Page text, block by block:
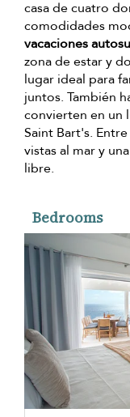
casa de cuatro
comodidades
vacaciones
zona de estar y
lugar ideal para
juntos. También
convierten en un
Saint Bart's.
vistas al mar y
libre.
Bedrooms